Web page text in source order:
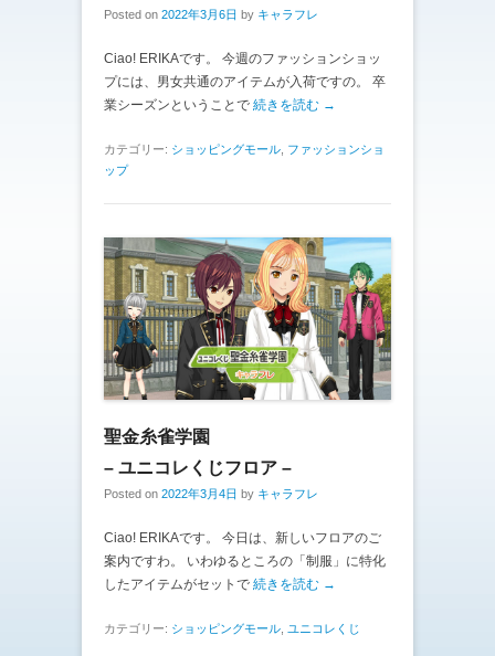
Posted on 2022年3月6日 by キャラフレ
Ciao! ERIKAです。 今週のファッションショッ
プには、男女共通のアイテムが入荷ですの。 卒
業シーズンということで 続きを読む →
カテゴリー: ショッピングモール ファッションショ
ップ
聖金糸雀学園
– ユニコレくじフロア –
Posted on 2022年3月4日 by キャラフレ
Ciao! ERIKAです。 今日は、新しいフロアのご
案内ですわ。 いわゆるところの「制服」に特化
したアイテムがセットで 続きを読む →
カテゴリー: ショッピングモール, ユニコレくじ